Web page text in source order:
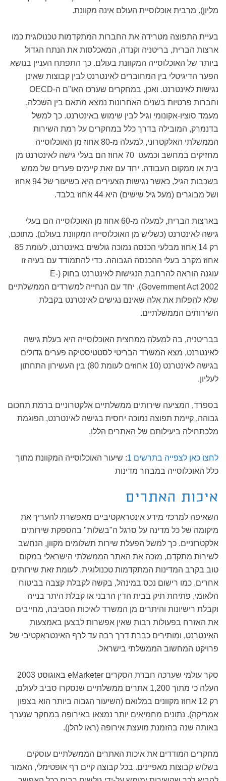
מליון). מרבית אוכלוסיית העולם אינה מקוונת.
בעיית התפוצה מטרידה את החברות המתקדמות טכנולוגית כמו
ארצות הברית, בריטניה וקנדה, המאכלסות את הנתח הגדול
ביותר של האוכלוסייה המקוונת בעולם. כך התפתח העניין בנושא
הפער הדיגיטלי בין המחוברים לאינטרנט לבין קבוצות שאינן
נגישות לאינטרנט. ואכן, במחקרים שערכו האו"ם ה-OECD
וחברות פרטיות בשנים האחרונות נמצא מתאם בין השכלה,
מעמד סוציו-אקונומי וגיל לבין שימוש באינטרנט. כך למשל
בדנמרק, המובילה בדרך כלל במחקרים על רמת השירות
הממשלתי האלקטרוני, למעלה מ-80 אחוז מן האוכלוסייה
מחזיקים במחשב וכמעט 70 אחוז הם בעלי גישה לאינטרנט מן
בית או ממקום העבודה. יחד עם זאת קיימים פערים של ממש
בשכבות הגיל, כאשר נגישות הצעירים היא בשיעור של 94 אחוז
ושל מבוגרים (מעל גיל שישים) היא 44 אחוז בלבד.
בארצות הברית, למעלה מ-60 אחוז מן האוכלוסייה הם בעלי
גישה לאינטרנט (כשליש מן האוכלוסייה המקוונת בעולם). מתוכם,
רק 14 אחוז מבלעי הכנסה נמוכה גולשים באינטרנט, לעומת 85
אחוז מקרב בעלי ההכנסה הגבוהה. כדי להתמודד עם בעיה זו
עוגנה הוראה להרחבת הנגישות לאינטרנט בחוק (E-
Government Act 2002), יחד עם הנחייה למשרדים הממשלתיים
שלא להפלות את אלה שאינם נגישים לאינטרנט בקבלת
השירותים הממשלתיים.
בבריטניה, בה למעלה ממחצית האוכלוסייה היא בעלת גישה
לאינטרנט, מצא המשרד הבריטי לסטטיסטיקה פערים גדולים
בגישה לאינטרנט (10 אחוזים לעומת 80) בין העשירון התחתון
לעליון.
בספרד, המציעה שירותים ממשלתיים אלקטרוניים ברמת תחכום
גבוהה, קיימת תפוצה נמוכה יחסית בגישה לאינטרנט, הפוגמת
מלכתחילה ביעילותם של האתרים הללו.
לחצו כאן לצפייה בתרשים 1
: שיעור האוכלוסייה המקוונת מתוך
כלל האוכלוסייה במבחר מדינות
איכות האתרים
השאיפה למרכזי מידע אינטראקטיביים מאפשרת להעריך את
מיקומה של כל מדינה על סרגל ה"בשלות" בהספקת שירותים
אלקטרוניים. כך למשל הפעלת שירות תשלומים מקוון, הנחשב
לשירות מתקדם, מזכה את האתר הממשלתי הישראלי במקום
טוב בקרב המדינות המתקדמות טכנולוגית. לעומת זאת שירותים
אחרים, כמו רישום נכס במינהל, בקשה לקבלת קצבה בביטוח
הלאומי, פתיחת תיק בבית הדין הרבני או קבלת היתר בנייה
וקבלת רישיונות והיתרים מן המשרד לאיכות הסביבה, מחייבים
את האזרח בפעולות רבות שאין אפשרות לבצען באמצעות
האינטרנט, ומותירים כברת דרך רבה עד לרף האינטראקטיבי של
פרויקט המחשוב הממשלתי בישראל.
סקר עולמי שערכה חברת הסקרים eMarketer באוגוסט 2003
העלה כי מתוך 1,200 אתרים ממשלתיים שנסקרו סביב לעולם,
רק 12 אחוז מקוונים במלואם (השיעור הגבוה ביותר הוא בצפון
אמריקה). נתונים מחמיאים יותר נמצאו באירופה במחקר שנערך
באותה שנה בהזמנת מועצת אירופה (ראו להלן).
מחקרים המודדים את איכות האתרים הממשלתיים עוסקים
בשלוש קבוצות מאפיינים. בכל קבוצה קיים רף אופטימלי, האמור